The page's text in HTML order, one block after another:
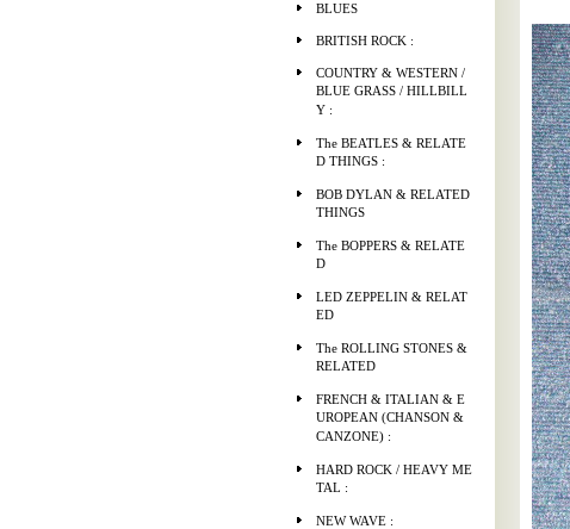
BLUES
BRITISH ROCK :
COUNTRY & WESTERN /
BLUE GRASS / HILLBILL
Y :
The BEATLES & RELATE
D THINGS :
BOB DYLAN & RELATED
THINGS
The BOPPERS & RELATE
D
LED ZEPPELIN & RELAT
ED
The ROLLING STONES &
RELATED
FRENCH & ITALIAN & E
UROPEAN (CHANSON &
CANZONE) :
HARD ROCK / HEAVY ME
TAL :
NEW WAVE :